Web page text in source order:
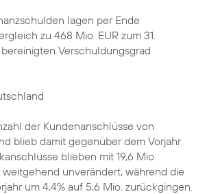
lagen per Ende
zu 468 Mio. EUR zum 31.
Verschuldungsgrad
der Kundenanschlüsse von
blieb damit gegenüber dem Vorjahr
blieben mit 19,6 Mio.
unverändert, während die
um 4,4% auf 5,6 Mio. zurückgingen.